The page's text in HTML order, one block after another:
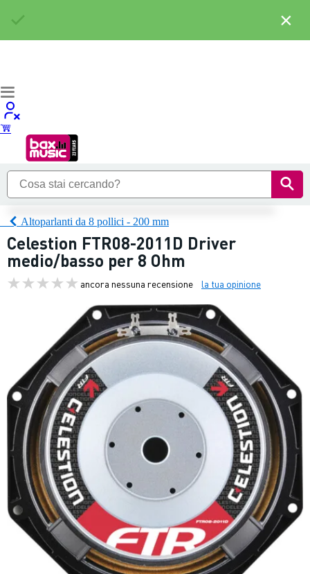
Altoparlanti da 8 pollici - 200 mm
Celestion FTR08-2011D Driver
medio/basso per 8 Ohm
ancora nessuna recensione la tua opinione
×